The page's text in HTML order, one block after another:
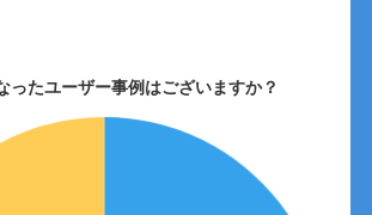
ったユーザー事例はございますか？